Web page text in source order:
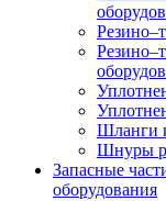
Шланги
Шнуры
Запасные
оборудования